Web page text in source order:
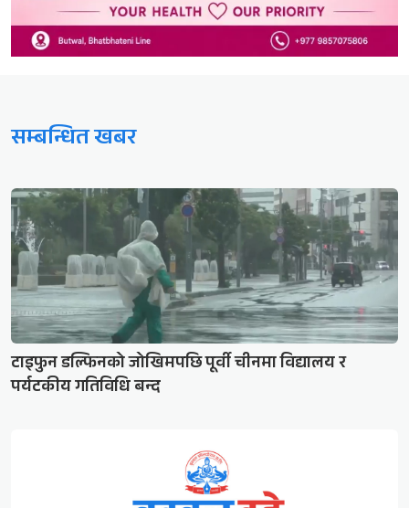
सम्बन्धित खबर
टाइफुन डल्फिनको जोखिमपछि पूर्वी चीनमा विद्यालय र
पर्यटकीय गतिविधि बन्द